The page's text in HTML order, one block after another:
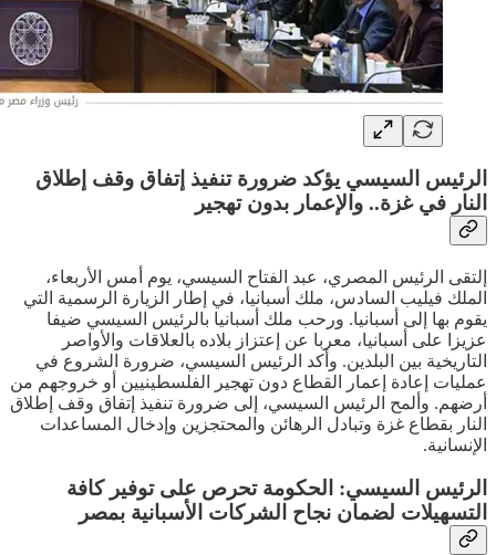
الرئيس السيسي يؤكد ضرورة تنفيذ إتفاق وقف إطلاق
النار في غزة.. والإعمار بدون تهجير
إلتقى الرئيس المصري، عبد الفتاح السيسي، يوم أمس الأربعاء،
الملك فيليب السادس، ملك أسبانيا، في إطار الزيارة الرسمية التي
يقوم بها إلى أسبانيا. ورحب ملك أسبانيا بالرئيس السيسي ضيفا
عزيزا على أسبانيا، معربا عن إعتزاز بلاده بالعلاقات والأواصر
التاريخية بين البلدين. وأكد الرئيس السيسي، ضرورة الشروع في
عمليات إعادة إعمار القطاع دون تهجير الفلسطينيين أو خروجهم من
أرضهم. وألمح الرئيس السيسي، إلى ضرورة تنفيذ إتفاق وقف إطلاق
النار بقطاع غزة وتبادل الرهائن والمحتجزين وإدخال المساعدات
الإنسانية.
الرئيس السيسي: الحكومة تحرص على توفير كافة
التسهيلات لضمان نجاح الشركات الأسبانية بمصر